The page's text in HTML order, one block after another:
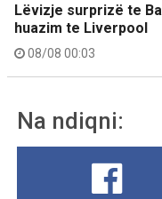
Lëvizje surprizë te
huazim te Liverpool
08/08 00:03
Na ndiqni: